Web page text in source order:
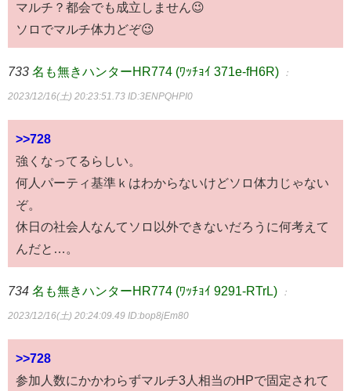
マルチ？都会でも成立しません😉
ソロでマルチ体力どぞ😉
733 名も無きハンターHR774 (ﾜｯﾁｮｲ 371e-fH6R) ：
2023/12/16(土) 20:23:51.73 ID:3ENPQHPI0
>>728
強くなってるらしい。
何人パーティ基準ｋはわからないけどソロ体力じゃない
ぞ。
休日の社会人なんてソロ以外できないだろうに何考えて
んだと…。
734 名も無きハンターHR774 (ﾜｯﾁｮｲ 9291-RTrL) ：
2023/12/16(土) 20:24:09.49 ID:bop8jEm80
>>728
参加人数にかかわらずマルチ3人相当のHPで固定されて